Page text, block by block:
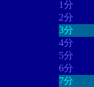
1分
2分
3分
4分
5分
6分
7分